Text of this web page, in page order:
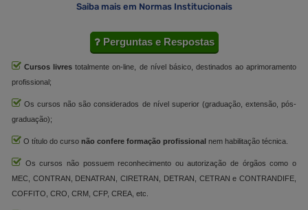
Saiba mais em Normas Institucionais
Perguntas e Respostas
Cursos livres totalmente on-line, de nível básico, destinados ao aprimoramento
profissional;
Os cursos não são considerados de nível superior (graduação, extensão, pós-
graduação);
O título do curso não confere formação profissional nem habilitação técnica.
Os cursos não possuem reconhecimento ou autorização de órgãos como o
MEC, CONTRAN, DENATRAN, CIRETRAN, DETRAN, CETRAN e CONTRANDIFE,
COFFITO, CRO, CRM, CFP, CREA, etc.